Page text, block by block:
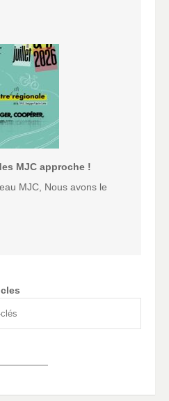
MJC approche !
MJC, Nous avons le